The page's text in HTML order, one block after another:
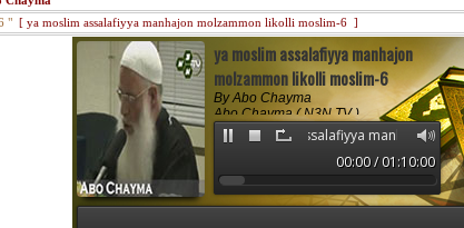
" [ ya moslim assalafiyya manhajon molzammon likolli moslim-6 ]
ya moslim assalafiyya manhajon
molzammon likolli moslim-6
By Abo Chayma
Abo Chayma ( N3N.TV )
© DimaDima.NL
ya moslim assalafiyya manhajon
00:00 / 01:10:00